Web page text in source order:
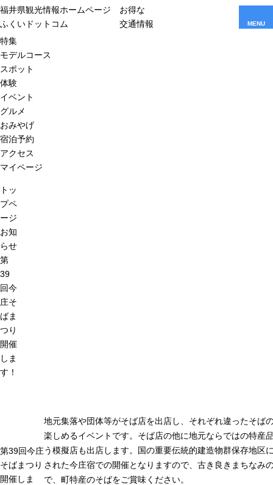
福井県観光情報ホームページ
ふくいドットコム
お得な
交通情報
MENU
特集
モデルコース
スポット
体験
イベント
グルメ
おみやげ
宿泊予約
アクセス
マイページ
トッ
プペ
ージ
お知
らせ
第
39
回今
庄そ
ばま
つり
開催
しま
す！
第39回今庄
そばまつり
開催しま
地元集落や団体等がそば店を出店し、それぞれ違ったそば
楽しめるイベントです。そば店の他に地元ならではの特産
う模擬店も出店します。国の重要伝統的建造物群保存地区
された今庄宿での開催となりますので、古き良きまちなみ
で、町特産のそばをご賞味ください。